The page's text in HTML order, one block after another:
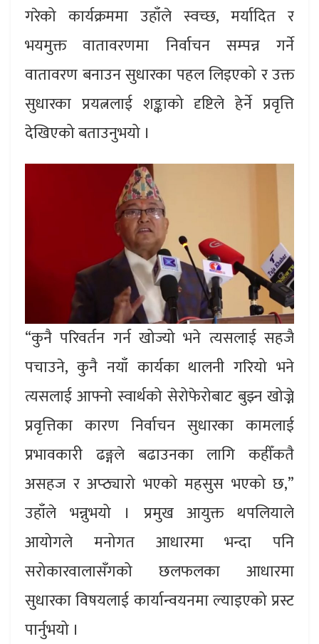
गरेको कार्यक्रममा उहाँले स्वच्छ, मर्यादित र
भयमुक्त वातावरणमा निर्वाचन सम्पन्न गर्ने
वातावरण बनाउन सुधारका पहल लिइएको र उक्त
सुधारका प्रयत्नलाई शङ्काको दृष्टिले हेर्ने प्रवृत्ति
देखिएको बताउनुभयो ।
“कुनै परिवर्तन गर्न खोज्यो भने त्यसलाई सहजै
पचाउने, कुनै नयाँ कार्यका थालनी गरियो भने
त्यसलाई आफ्नो स्वार्थको सेरोफेरोबाट बुझ्न खोज्ने
प्रवृत्तिका कारण निर्वाचन सुधारका कामलाई
प्रभावकारी ढङ्गले बढाउनका लागि कहीँकतै
असहज र अप्ठ्यारो भएको महसुस भएको छ,”
उहाँले भन्नुभयो । प्रमुख आयुक्त थपलियाले
आयोगले मनोगत आधारमा भन्दा पनि
सरोकारवालासँगको छलफलका आधारमा
सुधारका विषयलाई कार्यान्वयनमा ल्याइएको प्रस्ट
पार्नुभयो ।